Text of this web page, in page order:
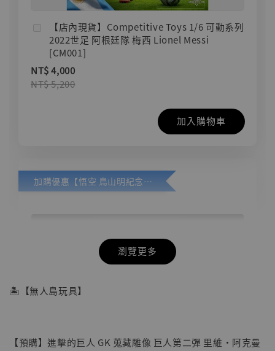
【店內現貨】Competitive Toys 1/6 可動系列
2022世足 阿根廷隊 梅西 Lionel Messi
[CM001]
NT$ 4,000
NT$ 5,200
加入購物車
加購優惠【悟空 鳥山明紀念款 [奇蹟工作室]】
瀏覽更多
🏝【無人島玩具】
【預購】進擊的巨人 GK 蒐藏雕像 巨人第二彈 里維·阿克曼